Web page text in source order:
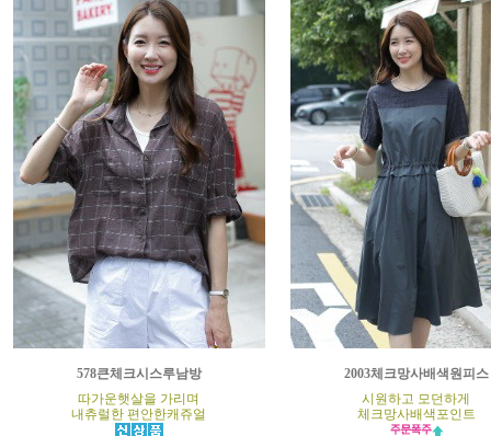
578큰체크시스루남방
따가운햇살을 가리며
내츄럴한 편안한캐쥬얼
2003체크망사배색원피스
시원하고 모던하게
체크망사배색포인트